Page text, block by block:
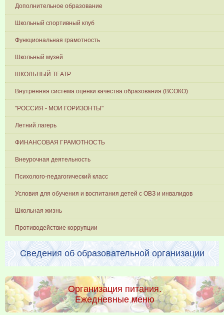
Дополнительное образование
Школьный спортивный клуб
Функциональная грамотность
Школьный музей
ШКОЛЬНЫЙ ТЕАТР
Внутренняя система оценки качества образования (ВСОКО)
"РОССИЯ - МОИ ГОРИЗОНТЫ"
Летний лагерь
ФИНАНСОВАЯ ГРАМОТНОСТЬ
Внеурочная деятельность
Психолого-педагогический класс
Условия для обучения и воспитания детей с ОВЗ и инвалидов
Школьная жизнь
Противодействие коррупции
Сведения об образовательной организации
Организация питания.
Ежедневные меню